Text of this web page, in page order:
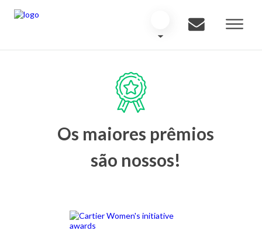
Os maiores prêmios
são nossos!